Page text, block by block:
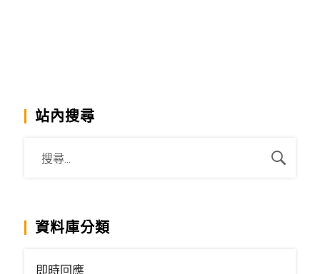
站內搜尋
資料庫分類
即時回應